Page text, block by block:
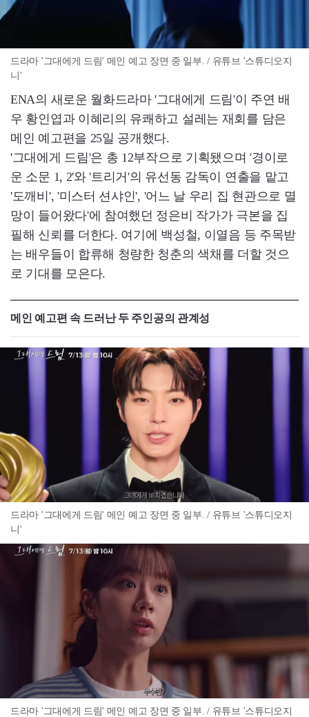
드라마 '그대에게 드림' 메인 예고 장면 중 일부. / 유튜브 '스튜디오지
니'
ENA의 새로운 월화드라마 '그대에게 드림'이 주연 배
우 황인엽과 이혜리의 유쾌하고 설레는 재회를 담은
메인 예고편을 25일 공개했다.
'그대에게 드림'은 총 12부작으로 기획됐으며 '경이로
운 소문 1, 2'와 '트리거'의 유선동 감독이 연출을 맡고
'도깨비', '미스터 션샤인', '어느 날 우리 집 현관으로 멸
망이 들어왔다'에 참여했던 정은비 작가가 극본을 집
필해 신뢰를 더한다. 여기에 백성철, 이열음 등 주목받
는 배우들이 합류해 청량한 청춘의 색채를 더할 것으
로 기대를 모은다.
메인 예고편 속 드러난 두 주인공의 관계성
드라마 '그대에게 드림' 메인 예고 장면 중 일부. / 유튜브 '스튜디오지
니'
드라마 '그대에게 드림' 메인 예고 장면 중 일부. / 유튜브 '스튜디오지